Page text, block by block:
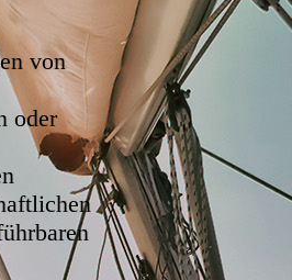
von
oder